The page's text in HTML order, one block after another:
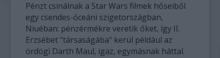
Pénzt csinálnak a Star Wars filmek hőseiből
egy csendes-óceáni szigetországban,
Niuéban: pénzérmékre veretik őket, így II.
Erzsébet "társaságába" kerül például az
ördögi Darth Maul, igaz, egymásnak háttal.